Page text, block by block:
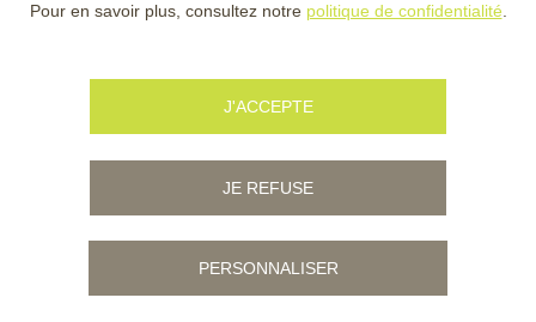
Pour en savoir plus, consultez notre politique de confidentialité
J'ACCEPTE
JE REFUSE
PERSONNALISER